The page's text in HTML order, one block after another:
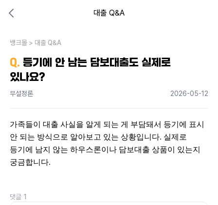
대출 Q&A
내 상황엔 어떤 방법이 있을까?
뱅크몰 > 대출 Q&A
Q. 등기에 안 남는 담보대출도 실제로
있나요?
무설정론 2026-05-12
가족들이 대출 사실을 알게 되는 게 부담돼서 등기에 표시
안 되는 방식으로 알아보고 있는 상황입니다. 실제로
등기에 남지 않는 하우스론이나 담보대출 상품이 있는지
궁금합니다.
댓글 1